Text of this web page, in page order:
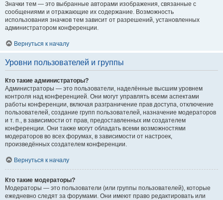
Значки тем — это выбранные авторами изображения, связанные с
сообщениями и отражающие их содержание. Возможность
использования значков тем зависит от разрешений, установленных
администратором конференции.
Вернуться к началу
Уровни пользователей и группы
Кто такие администраторы?
Администраторы — это пользователи, наделённые высшим уровнем
контроля над конференцией. Они могут управлять всеми аспектами
работы конференции, включая разграничение прав доступа, отключение
пользователей, создание групп пользователей, назначение модераторов
и т. п., в зависимости от прав, предоставленных им создателем
конференции. Они также могут обладать всеми возможностями
модераторов во всех форумах, в зависимости от настроек,
произведённых создателем конференции.
Вернуться к началу
Кто такие модераторы?
Модераторы — это пользователи (или группы пользователей), которые
ежедневно следят за форумами. Они имеют право редактировать или